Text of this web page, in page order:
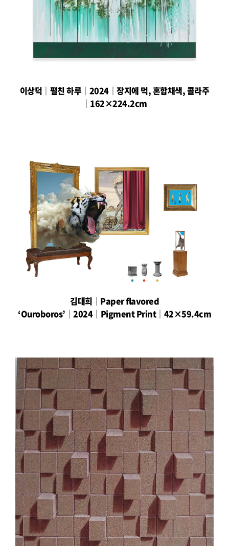
이상덕│펼친 하루│2024│장지에 먹, 혼합채색, 콜라주
│162×224.2cm
김대희│Paper flavored
‘Ouroboros’│2024│Pigment Print│42×59.4cm